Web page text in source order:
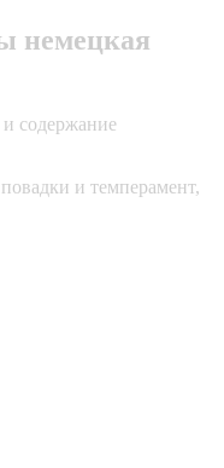
немецкая
и содержание
и темперамент,